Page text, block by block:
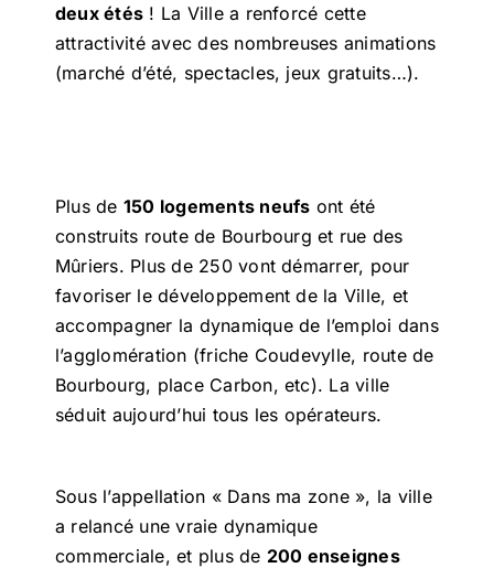
deux étés ! La Ville a renforcé cette
attractivité avec des nombreuses animations
(marché d’été, spectacles, jeux gratuits…).
Plus de 150 logements neufs ont été
construits route de Bourbourg et rue des
Mûriers. Plus de 250 vont démarrer, pour
favoriser le développement de la Ville, et
accompagner la dynamique de l’emploi dans
l’agglomération (friche Coudevylle, route de
Bourbourg, place Carbon, etc). La ville
séduit aujourd’hui tous les opérateurs.
Sous l’appellation « Dans ma zone », la ville
a relancé une vraie dynamique
commerciale, et plus de 200 enseignes